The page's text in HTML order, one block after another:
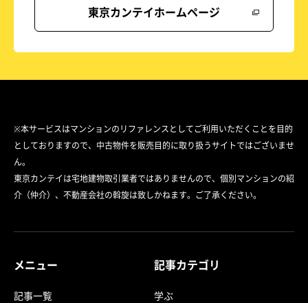
東京カンテイホームページ
※本サービスはマンションのリファレンスとしてご利用いただくことを目的
としておりますので、中古物件を販売目的に取り扱うサイトではございませ
ん。
東京カンテイは宅地建物取引業者ではありませんので、個別マンションの紹
介（仲介）、不動産会社の斡旋は致しかねます。ご了承ください。
メニュー
記事一覧
記事カテゴリ
学ぶ